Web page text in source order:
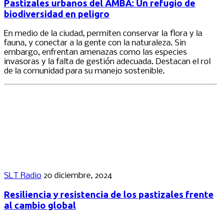
Pastizales urbanos del AMBA: Un refugio de
biodiversidad en peligro
En medio de la ciudad, permiten conservar la flora y la
fauna, y conectar a la gente con la naturaleza. Sin
embargo, enfrentan amenazas como las especies
invasoras y la falta de gestión adecuada. Destacan el rol
de la comunidad para su manejo sostenible.
SLT Radio 20 diciembre, 2024
Resiliencia y resistencia de los pastizales frente
al cambio global